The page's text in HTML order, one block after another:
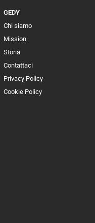
GEDY
Chi siamo
Mission
Storia
Contattaci
Privacy Policy
Cookie Policy